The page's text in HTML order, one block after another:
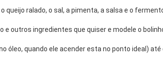
queijo ralado, o sal, a pimenta, a salsa e o
e outros ingredientes que quiser e modele o
óleo, quando ele acender esta no ponto ideal)